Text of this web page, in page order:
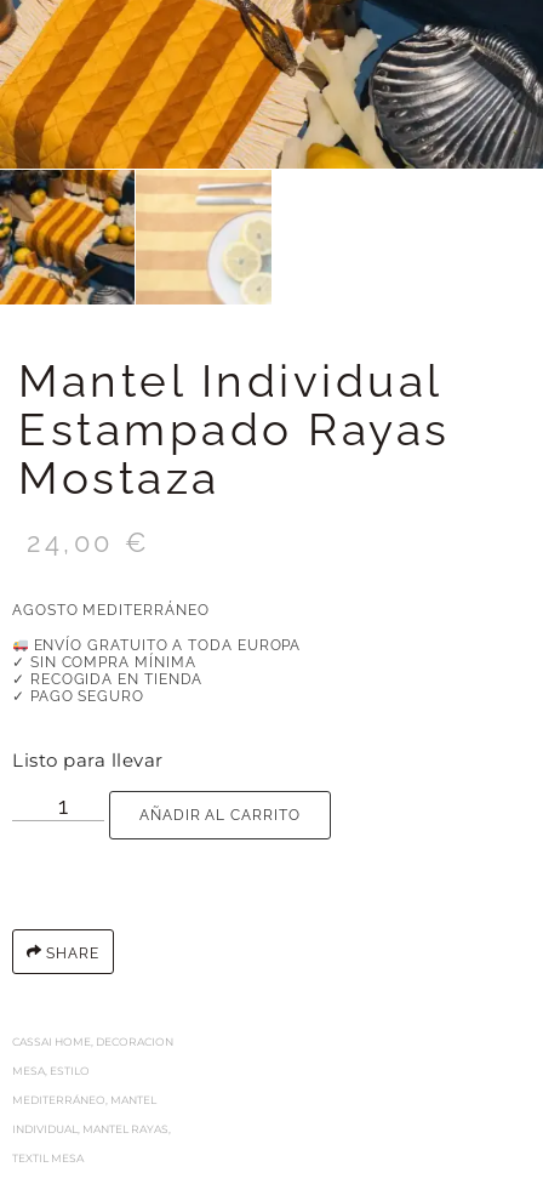
Mantel Individual
Estampado Rayas
Mostaza
24,00 €
AGOSTO MEDITERRÁNEO
ENVÍO GRATUITO A TODA EUROPA
✓ SIN COMPRA MÍNIMA
✓ RECOGIDA EN TIENDA
✓ PAGO SEGURO
Listo para llevar
AÑADIR AL CARRITO
SHARE
CASSAI HOME DECORACION
MESA ESTILO
MEDITERRÁNEO MANTEL
INDIVIDUAL MANTEL RAYAS
TEXTIL MESA